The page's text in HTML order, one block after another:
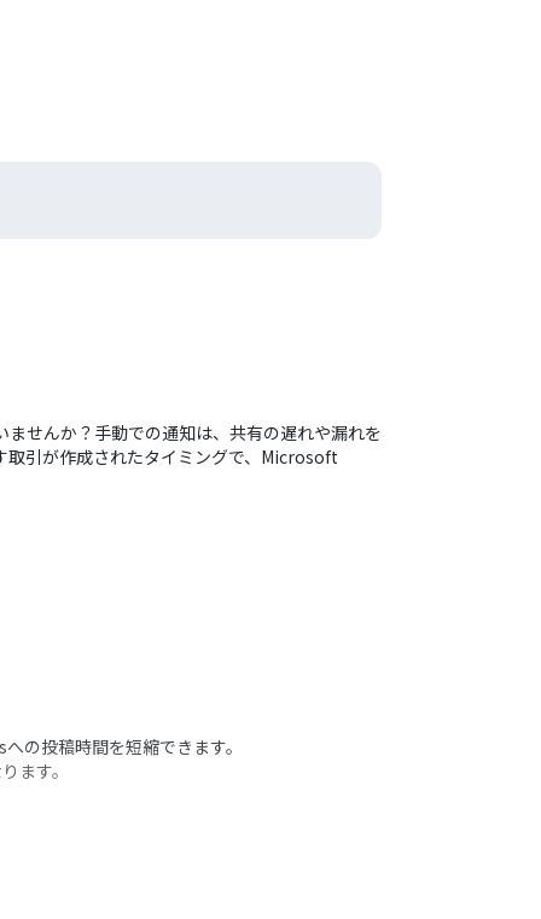
せんか？手動での通知は、共有の遅れや漏れを
取引が作成されたタイミングで、Microsoft
の投稿時間を短縮できます。
ます。